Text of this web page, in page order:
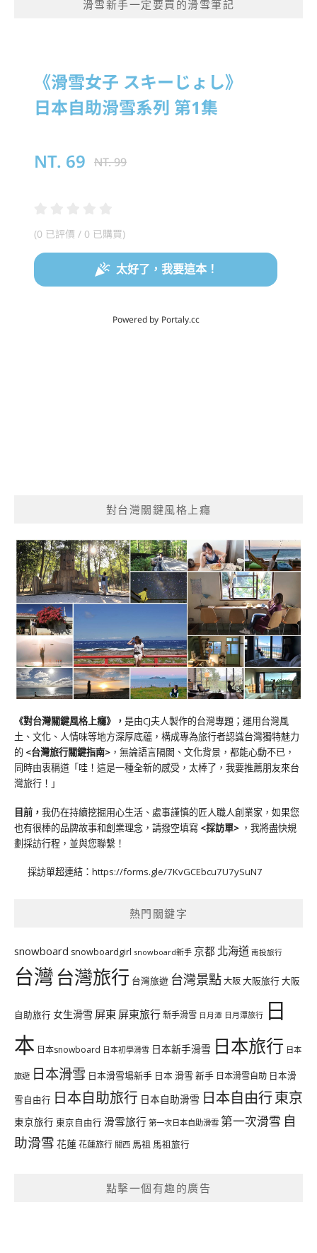
滑雪新手一定要買的滑雪筆記
對台灣關鍵風格上癮
《對台灣關鍵風格上癮》 ， 是由CJ夫人製作的台灣專題；運用台灣風
土、文化、人情味等地方深厚底蘊，構成專為旅行者認識台灣獨特魅力
的 <台灣旅行關鍵指南> ，無論語言隔閡、文化背景，都能心動不已，
同時由衷稱道「哇！這是一種全新的感受，太棒了，我要推薦朋友來台
灣旅行！」
目前， 我仍在持續挖掘用心生活、處事謹慎的匠人職人創業家，如果您
也有很棒的品牌故事和創業理念，請撥空填寫 <採訪單> ，我將盡快規
劃採訪行程，並與您聯繫！
採訪單超連結： https://forms.gle/7KvGCEbcu7U7ySuN7
熱門關鍵字
snowboard snowboardgirl snowboard新手 京都 北海道 南投旅行
台灣台灣旅行 台灣旅遊 台灣景點大阪大阪旅行大阪
自助旅行 女生滑雪 屏東 屏東旅行新手滑雪 日月潭 日月潭旅行 日
本 日本snowboard 日本初學滑雪 日本新手滑雪 日本旅行 日本
旅遊 日本滑雪 日本滑雪場新手 日本 滑雪 新手 日本滑雪自助 日本滑
雪自由行 日本自助旅行 日本自助滑雪 日本自由行東京
東京旅行 東京自由行 滑雪旅行 第一次日本自助滑雪 第一次滑雪 自
助滑雪 花蓮花蓮旅行 關西 馬祖 馬祖旅行
點擊一個有趣的廣告